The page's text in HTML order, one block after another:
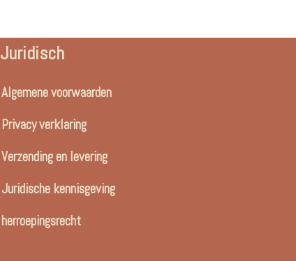
Juridisch
Algemene voorwaarden
Privacy verklaring
Verzending en levering
Juridische kennisgeving
herroepingsrecht